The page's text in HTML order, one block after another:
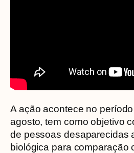
A ação acontece no
agosto, tem como objetivo
de pessoas desaparecidas
biológica para comparação